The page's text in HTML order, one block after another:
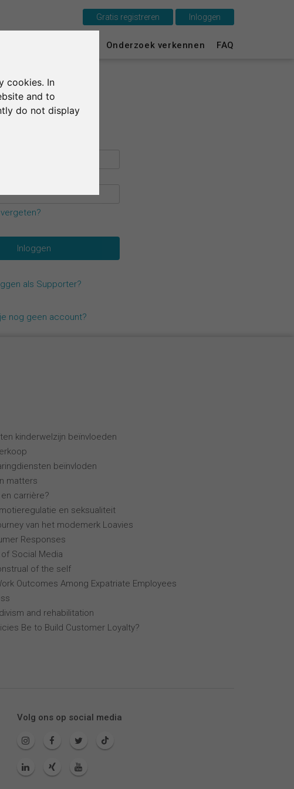
cookies. In
and to
do not display
Onderzoek verkennen FAQ
Gratis registreren Inloggen
als Supporter?
nog geen account?
kinderwelzijn beïnvloeden
beïnvloden
matters
carrière?
en seksualiteit
van het modemerk Loavies
Responses
Social Media
of the self
Outcomes Among Expatriate Employees
and rehabilitation
Be to Build Customer Loyalty?
Volg ons op social media